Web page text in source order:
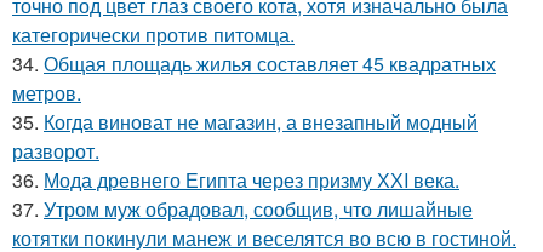
точно под цвет глаз своего кота, хотя изначально была
категорически против питомца.
34. Общая площадь жилья составляет 45 квадратных
метров.
35. Когда виноват не магазин, а внезапный модный
разворот.
36. Мода древнего Египта через призму ХХI века.
37. Утром муж обрадовал, сообщив, что лишайные
котятки покинули манеж и веселятся во всю в гостиной.